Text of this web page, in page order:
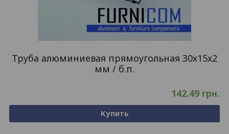
Труба алюминиевая прямоугольная 30х15х2
мм / б.п.
142.49 грн.
Купить